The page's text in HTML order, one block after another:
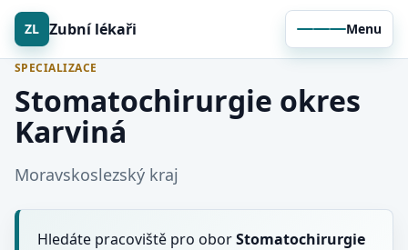
ZL Zubní lékaři Menu
SPECIALIZACE
Stomatochirurgie okres
Karviná
Moravskoslezský kraj
Hledáte pracoviště pro oborStomatochirurgie